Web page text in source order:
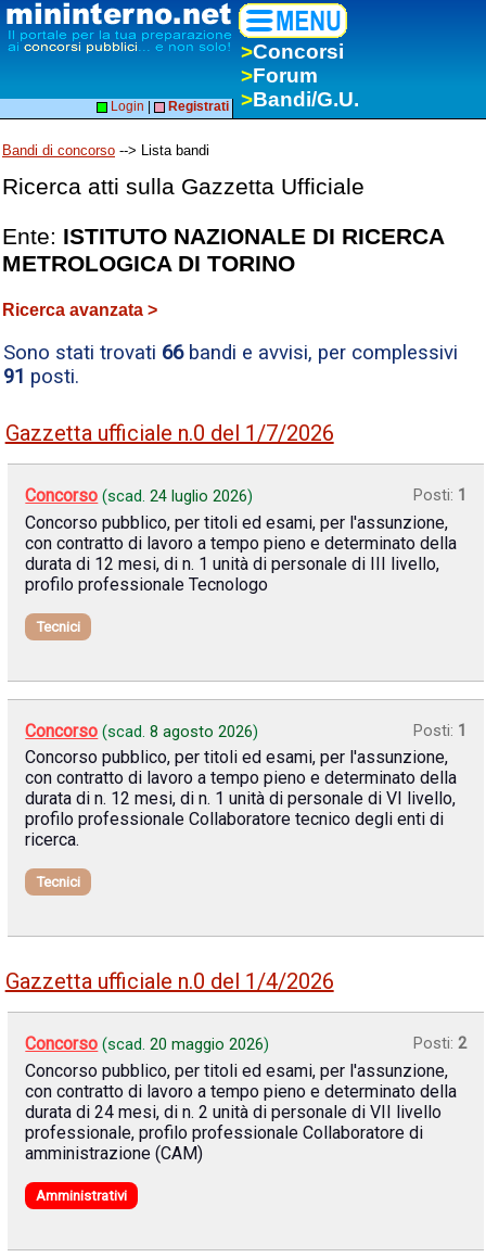
>Concorsi
>Forum
>Bandi/G.U.
Login Registrati
Bandi di concorso --> Lista bandi
Ricerca atti sulla Gazzetta Ufficiale
Ente: ISTITUTO NAZIONALE DI RICERCA
METROLOGICA DI TORINO
Ricerca avanzata >
Sono stati trovati 66bandi e avvisi, per complessivi
91 posti.
Gazzetta ufficiale n.0 del 1/7/2026
Concorso (scad.24 luglio 2026) Posti: 1
Concorso pubblico, per titoli ed esami, per l'assunzione,
con contratto di lavoro a tempo pieno e determinato della
durata di 12 mesi, di n. 1 unità di personale di III livello,
profilo professionale Tecnologo
Tecnici
Concorso (scad.8 agosto 2026) Posti: 1
Concorso pubblico, per titoli ed esami, per l'assunzione,
con contratto di lavoro a tempo pieno e determinato della
durata di n. 12 mesi, di n. 1 unità di personale di VI livello,
profilo professionale Collaboratore tecnico degli enti di
ricerca.
Tecnici
Gazzetta ufficiale n.0 del 1/4/2026
Concorso (scad.20 maggio 2026) Posti: 2
Concorso pubblico, per titoli ed esami, per l'assunzione,
con contratto di lavoro a tempo pieno e determinato della
durata di 24 mesi, di n. 2 unità di personale di VII livello
professionale, profilo professionale Collaboratore di
amministrazione (CAM)
Amministrativi